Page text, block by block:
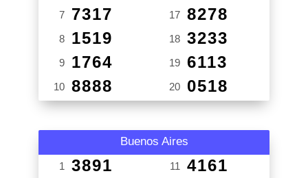
7 7317
8 1519
9 1764
10 8888
17 8278
18 3233
19 6113
20 0518
Buenos Aires
1 3891 11 4161